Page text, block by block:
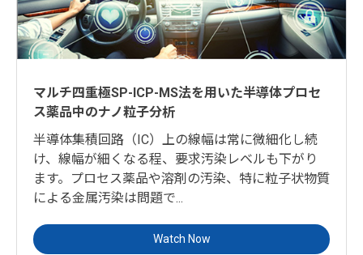
マルチ四重極SP-ICP-MS法を用いた半導体プロセ
ス薬品中のナノ粒子分析
半導体集積回路（IC）上の線幅は常に微細化し続
け、線幅が細くなる程、要求汚染レベルも下がり
ます。プロセス薬品や溶剤の汚染、特に粒子状物質
による金属汚染は問題で...
Watch Now